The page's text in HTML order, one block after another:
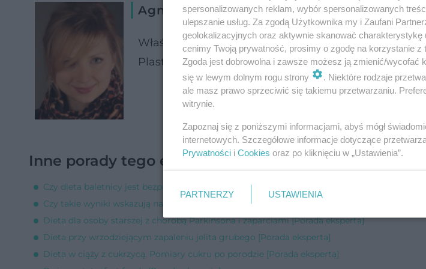
Agnieszka Ślusarska
Właścicielka Poradni Dietetycznej 4LINE, główny
Plastycznej dra A. Sankowskiego, tel.: 502 501 596,
Inne porady tego eksperta
Czy dieta baletnicy jest bezpieczna dla zdrowia? [Porada eksperta]
Czy takie wyniki wskazują na cukrzycę ciążową? [Porada eksperta]
Dieta dla osoby starszej z chorobą Parkinsona i zaparciami [Porada eksperta]
Dieta przy wrzodziejącym zapaleniu jelita grubego [Porada eksperta]
Dieta w ciąży z cukrzycą. Pomiary cukru po porodzie [Porada eksperta]
spersonalizowanych reklam, wybór spersonalizowanych
ulepszanie usług. Za zgodą Użytkownika my i Zaufani
geolokalizacyjnych oraz aktywnie skanować
cenimy Twoją prywatność, prosimy o zgodę na korzystanie z
Zgoda jest dobrowolna i zawsze możesz ją zmienić/
się w lewym dolnym rogu strony
. Niektóre rodzaje
ale masz prawo sprzeciwić się takiemu przetwarzaniu.
witrynie.
Zapoznaj się z poniższymi informacjami, abyś mógł
internetowych. Szczegółowe informacje dotyczące
Prywatności i Cookies oraz po kliknięciu w „Ustawienia”.
PARTNERZY USTAWIENIA